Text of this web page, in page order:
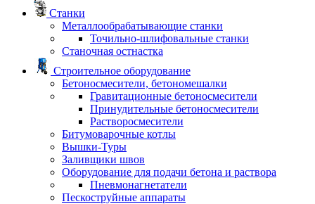
Станки
Металлообрабатывающие станки
Точильно-шлифовальные станки
Станочная остнастка
Строительное оборудование
Бетоносмесители, бетономешалки
Гравитационные бетоносмесители
Принудительные бетоносмесители
Растворосмесители
Битумоварочные котлы
Вышки-Туры
Заливщики швов
Оборудование для подачи бетона и раствора
Пневмонагнетатели
Пескоструйные аппараты